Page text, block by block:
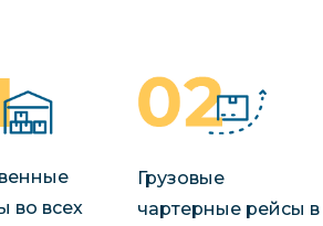
во всех
Грузовые
чартерные рейсы в